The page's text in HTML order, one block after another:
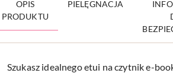
OPIS
PRODUKTU
PIELĘGNACJA
Szukasz idealnego etui na czytnik e-